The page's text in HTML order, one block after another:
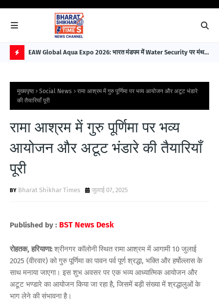
O
P
O
S
EAW Global Aqua Expo 2026: भारत मंडपम में Water Security पर मंथन,
मुख्यपृष्ठ Social News
रामा आश्रम में गुरु पूर्णिमा पर भव्य आयोजन और अटूट भंडारे
की तैयारियाँ पूरी
रामा आश्रम में गुरु पूर्णिमा पर भव्य
आयोजन और अटूट भंडारे की तैयारियाँ
पूरी
Bharat Shikhar Times जुलाई 07, 2025
Published by : BST News Desk
रोहतक, हरियाणा: श्रीनगर कॉलोनी स्थित रामा आश्रम में आगामी 10 जुलाई
2025 (वीरवार) को गुरु पूर्णिमा का पावन पर्व पूर्ण श्रद्धा, भक्ति और हर्षोल्लास के
साथ मनाया जाएगा। इस शुभ अवसर पर एक भव्य आध्यात्मिक आयोजन और
अटूट भण्डारे का आयोजन किया जा रहा है, जिसमें बड़ी संख्या में श्रद्धालुओं के
भाग लेने की संभावना है।